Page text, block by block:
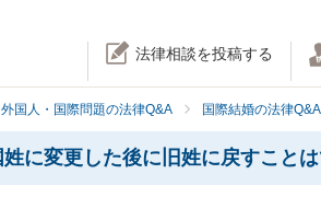
法律相談を投稿する
外国人・国際問題の法律Q&A 国際結婚の法律Q&A
に変更した後に旧姓に戻すこと